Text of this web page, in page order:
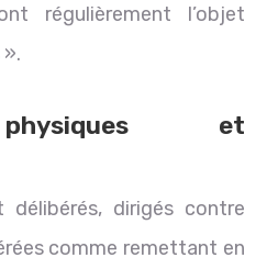
régulièrement l’objet
et
dirigés contre
comme remettant en